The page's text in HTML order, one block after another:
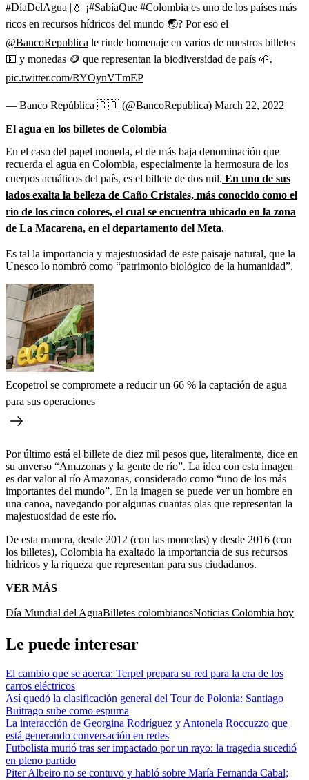
#DíaDelAgua |💧 ¡#SabíaQue #Colombia es uno de los países más
ricos en recursos hídricos del mundo 🌏? Por eso el
@BancoRepublica le rinde homenaje en varios de nuestros billetes
💵 y monedas 🪙 que representan la biodiversidad de país 🌱.
pic.twitter.com/RYOynVTmEP
— Banco República 🇨🇴 (@BancoRepublica) March 22, 2022
El agua en los billetes de Colombia
En el caso del papel moneda, el de más baja denominación que
recuerda el agua en Colombia, especialmente la hermosura de los
cuerpos acuáticos del país, es el billete de dos mil. En uno de sus
lados exalta la belleza de Caño Cristales, más conocido como el
río de los cinco colores, el cual se encuentra ubicado en la zona
de La Macarena, en el departamento del Meta.
Es tal la importancia y majestuosidad de este paisaje natural, que la
Unesco lo nombró como “patrimonio biológico de la humanidad”.
Ecopetrol se compromete a reducir un 66 % la captación de agua
para sus operaciones
Por último está el billete de diez mil pesos que, literalmente, dice en
su anverso “Amazonas y la gente de río”. La idea con esta imagen
es dar valor al río Amazonas, considerado como “uno de los más
importantes del mundo”. En la imagen se puede ver un hombre en
una canoa, navegando por algunas cuantas olas que representan la
majestuosidad de este río.
De esta manera, desde 2012 (con las monedas) y desde 2016 (con
los billetes), Colombia ha exaltado la importancia de sus recursos
hídricos y la riqueza que representan para sus ciudadanos.
VER MÁS
Día Mundial del AguaBilletes colombianosNoticias Colombia hoy
Le puede interesar
El cambio que se acerca: Terpel prepara su red para la era de los
carros eléctricos
Así quedó la clasificación general del Tour de Polonia: Santiago
Buitrago sube como espuma
La interacción de Georgina Rodríguez y Antonela Roccuzzo que
está generando conversación en redes
Futbolista murió tras ser impactado por un rayo: la tragedia sucedió
en pleno partido
Piter Albeiro no se contuvo y habló sobre María Fernanda Cabal;